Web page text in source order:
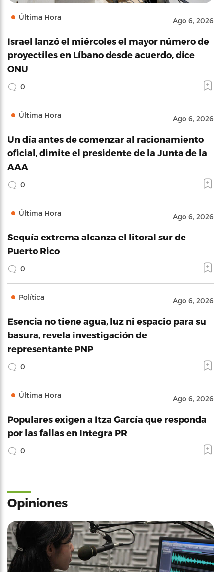
Última Hora Ago 6, 2026
Israel lanzó el miércoles el mayor número de
proyectiles en Líbano desde acuerdo, dice
ONU
0
Última Hora Ago 6, 2026
Un día antes de comenzar al racionamiento
oficial, dimite el presidente de la Junta de la
AAA
0
Última Hora Ago 6, 2026
Sequía extrema alcanza el litoral sur de
Puerto Rico
0
Política Ago 6, 2026
Esencia no tiene agua, luz ni espacio para su
basura, revela investigación de
representante PNP
0
Última Hora Ago 6, 2026
Populares exigen a Itza García que responda
por las fallas en Integra PR
0
Opiniones